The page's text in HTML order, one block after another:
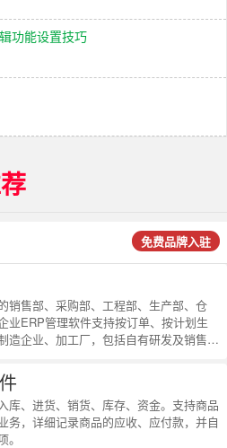
功能设置技巧
免费品牌入驻
销售部、采购部、工程部、生产部、仓
业ERP管理软件支持按订单、按计划生
造企业、加工厂，包括自有研发及销售的
库、进货、销货、库存、资金。支持商品
务，详细记录商品的应收、应付款，并自